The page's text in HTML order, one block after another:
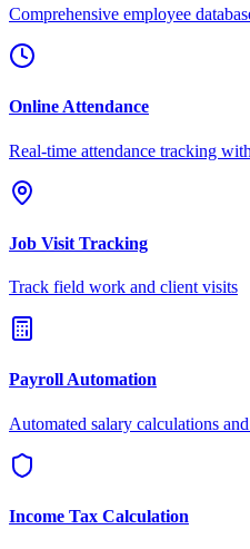
Comprehensive employee
Online Attendance
Real-time attendance tracking
Job Visit Tracking
Track field work and client visits
Payroll Automation
Automated salary calculations
Income Tax Calculation